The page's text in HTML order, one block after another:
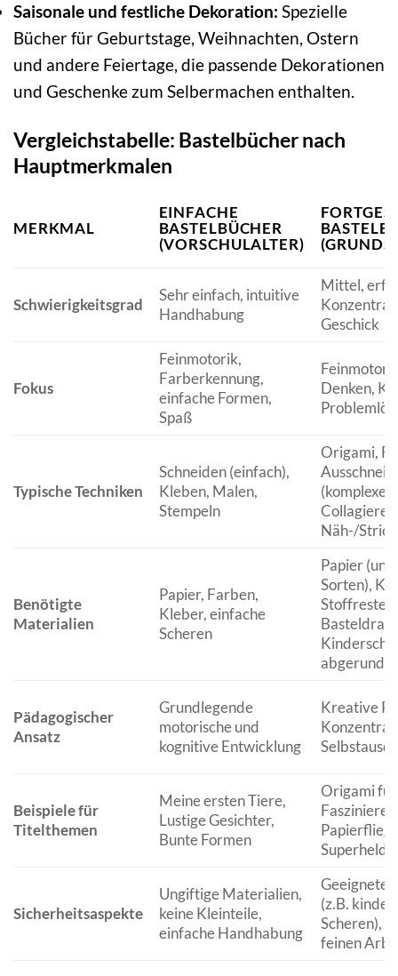
Saisonale und festliche Dekoration: Spezielle
Bücher für Geburtstage, Weihnachten, Ostern
und andere Feiertage, die passende Dekorationen
und Geschenke zum Selbermachen enthalten.
Vergleichstabelle: Bastelbücher nach
Hauptmerkmalen
MERKMAL
EINFACHE
BASTELBÜCHER
(VORSCHULALTER)
Schwierigkeitsgrad
Sehr einfach, intuitive
Handhabung
Mittel,
Geschick
Fokus
Feinmotorik,
Farberkennung,
einfache Formen,
Spaß
Denken,
Typische Techniken
Schneiden (einfach),
Kleben, Malen,
Stempeln
Origami,
Näh-/
Benötigte
Materialien
Papier, Farben,
Kleber, einfache
Scheren
Papier
Sorten),
Stoffreste,
Pädagogischer
Ansatz
Grundlegende
motorische und
kognitive Entwicklung
Kreative
Beispiele für
Titelthemen
Meine ersten Tiere,
Lustige Gesichter,
Bunte Formen
Origami
Sicherheitsaspekte
Ungiftige Materialien,
keine Kleinteile,
einfache Handhabung
Geeignete
(z.B.
Scheren),
feinen